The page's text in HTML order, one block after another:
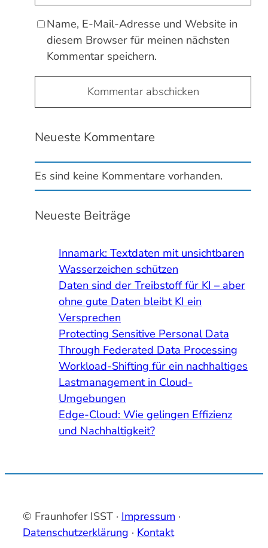
Name, E-Mail-Adresse und Website in
diesem Browser für meinen nächsten
Kommentar speichern.
Neueste Kommentare
Es sind keine Kommentare vorhanden.
Neueste Beiträge
Innamark: Textdaten mit unsichtbaren
Wasserzeichen schützen
Daten sind der Treibstoff für KI – aber
ohne gute Daten bleibt KI ein
Versprechen
Protecting Sensitive Personal Data
Through Federated Data Processing
Workload-Shifting für ein nachhaltiges
Lastmanagement in Cloud-
Umgebungen
Edge-Cloud: Wie gelingen Effizienz
und Nachhaltigkeit?
© Fraunhofer ISST · Impressum ·
Datenschutzerklärung · Kontakt